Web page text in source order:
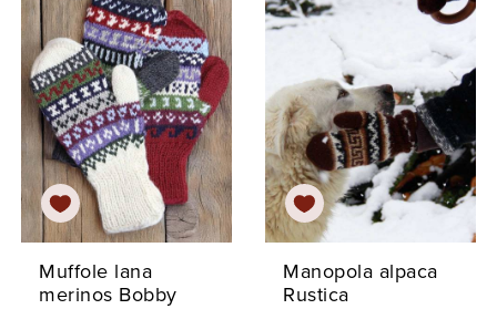
Muffole lana
merinos Bobby
Manopola alpaca
Rustica